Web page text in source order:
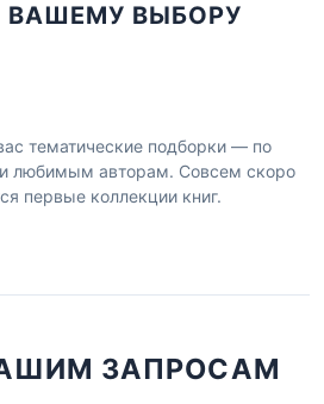
ВЫБОРУ
тематические подборки — по
любимым авторам. Совсем скоро
первые коллекции книг.
ЗАПРОСАМ